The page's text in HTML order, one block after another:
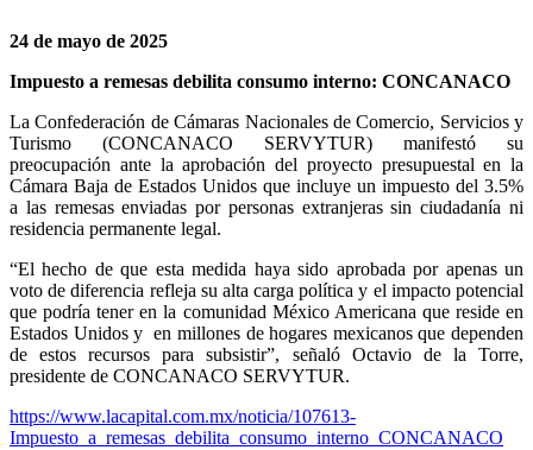
24 de mayo de 2025
Impuesto a remesas debilita consumo interno: CONCANACO
La Confederación de Cámaras Nacionales de Comercio, Servicios y
Turismo (CONCANACO SERVYTUR) manifestó su
preocupación ante la aprobación del proyecto presupuestal en la
Cámara Baja de Estados Unidos que incluye un impuesto del 3.5%
a las remesas enviadas por personas extranjeras sin ciudadanía ni
residencia permanente legal.
“El hecho de que esta medida haya sido aprobada por apenas un
voto de diferencia refleja su alta carga política y el impacto potencial
que podría tener en la comunidad México Americana que reside en
Estados Unidos y en millones de hogares mexicanos que dependen
de estos recursos para subsistir”, señaló Octavio de la Torre,
presidente de CONCANACO SERVYTUR.
https://www.lacapital.com.mx/noticia/107613-
Impuesto_a_remesas_debilita_consumo_interno_CONCANACO